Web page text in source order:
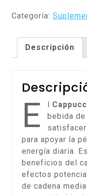
Categoría:
Descripción
E l
bebida
para apoyar la
energía diaria.
beneficios del
efectos
de cadena